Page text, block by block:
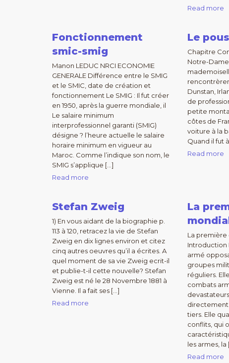
Read more
Fonctionnement
smic-smig
Manon LEDUC NRCI ECONOMIE
GENERALE Différence entre le SMIG
et le SMIC, date de création et
fonctionnement Le SMIG : Il fut créer
en 1950, après la guerre mondiale, il
Le salaire minimum
interprofessionnel garanti (SMIG)
désigne ? l’heure actuelle le salaire
horaire minimum en vigueur au
Maroc. Comme l’indique son nom, le
SMIG s’applique […]
Read more
Le
Chapitre
Notre-
Dunstan,
de
petite
côtes de
voiture à la
Quand il fut
Read more
Stefan Zweig
1) En vous aidant de la biographie p.
113 à 120, retracez la vie de Stefan
Zweig en dix lignes environ et citez
cinq autres oeuvres qu’il a écrites. A
quel moment de sa vie Zweig ecrit-il
et publie-t-il cette nouvelle? Stefan
Zweig est né le 28 Novembre 1881 à
Vienne. Il a fait ses […]
Read more
La
La
Introduction
armé
groupes
réguliers.
combats
tiers. Elle
conflits, qui
les armes, la
Read more